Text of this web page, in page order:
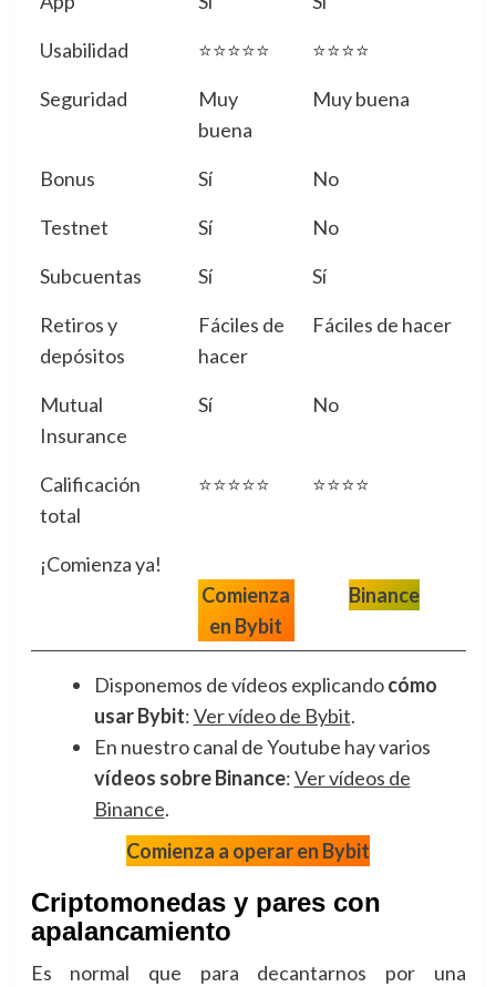
Usabilidad
⭐⭐⭐⭐⭐
⭐⭐⭐⭐
Seguridad
Muy
buena
Muy buena
Bonus Sí
No
Testnet
Sí
No
Subcuentas
Sí
Sí
Retiros y
depósitos
Fáciles de
hacer
Fáciles de hacer
Mutual
Insurance
Sí No
Calificación
total
⭐⭐⭐⭐⭐ ⭐⭐⭐⭐
¡Comienza ya!
Comienza
en Bybit
Binance
Disponemos de vídeos explicandocómo
usar Bybit:Ver vídeo de Bybit.
En nuestro canal de Youtube hay varios
vídeos sobre Binance:Ver vídeos de
Binance.
Comienza a operar en Bybit
Criptomonedas y pares con
apalancamiento
Es normal que para decantarnos por una